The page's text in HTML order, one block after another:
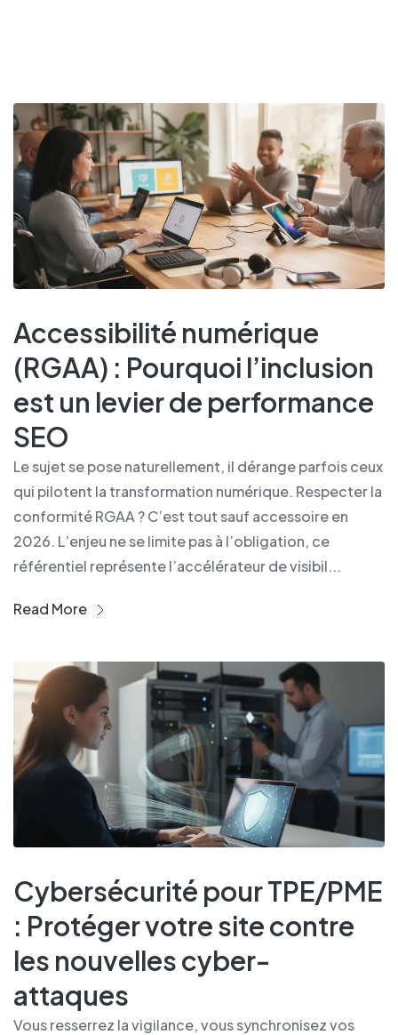
Accessibilité numérique
(RGAA) : Pourquoi l’inclusion
est un levier de performance
SEO
Le sujet se pose naturellement, il dérange parfois ceux
qui pilotent la transformation numérique. Respecter la
conformité RGAA ? C’est tout sauf accessoire en
2026. L’enjeu ne se limite pas à l’obligation, ce
référentiel représente l’accélérateur de visibil...
Read More
Cybersécurité pour TPE/PME
: Protéger votre site contre
les nouvelles cyber-
attaques
Vous resserrez la vigilance, vous synchronisez vos